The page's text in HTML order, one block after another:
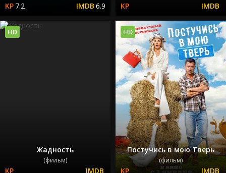
7.2 6.9
Жадность
(фильм)
HD
Постучись в мою Тверь
(фильм)
HD